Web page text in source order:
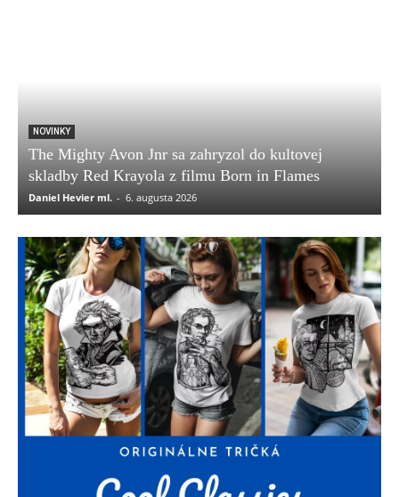
NOVINKY
The Mighty Avon Jnr sa zahryzol do kultovej
skladby Red Krayola z filmu Born in Flames
Daniel Hevier ml. - 6. augusta 2026